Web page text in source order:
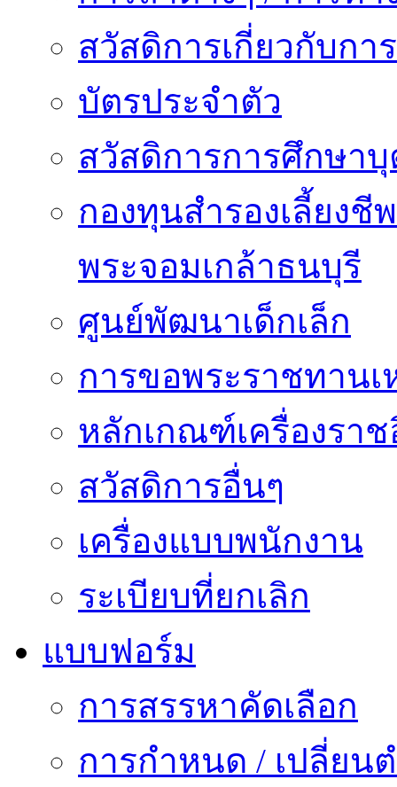
สวัสดิการเกี่ยวกับกา
บัตรประจำตัว
สวัสดิการการศึกษาบุ
กองทุนสำรองเลี้ยง
พระจอมเกล้าธนบุรี
ศูนย์พัฒนาเด็กเล็ก
การขอพระราชทาน
หลักเกณฑ์เครื่องรา
สวัสดิการอื่นๆ
เครื่องแบบพนักงาน
ระเบียบที่ยกเลิก
แบบฟอร์ม
การสรรหาคัดเลือก
การกำหนด / เปลี่ยน